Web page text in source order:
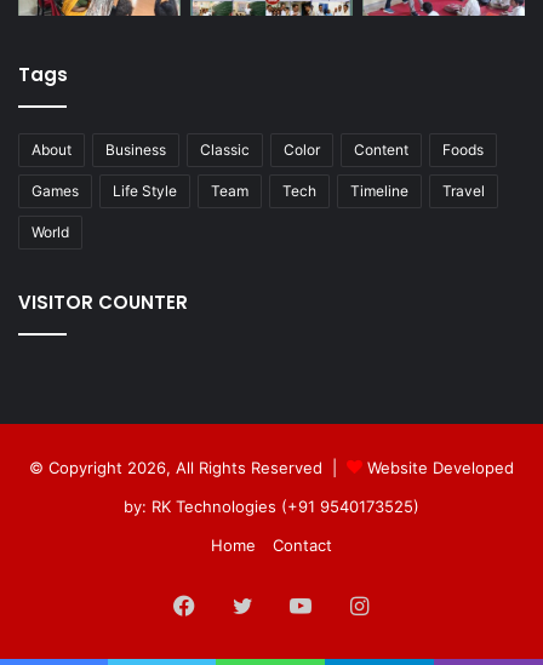
Tags
About Business Classic Color Content Foods
Games Life Style Team Tech Timeline Travel
World
VISITOR COUNTER
© Copyright 2026, All Rights Reserved |
Website Developed
by: RK Technologies (+91 9540173525)
Home
Contact
Facebook
Twitter YouTubeInstagram